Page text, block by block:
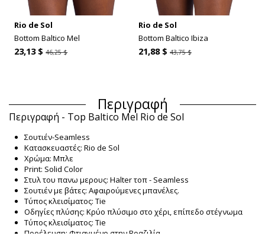
Rio de Sol
Bottom Baltico Mel
23,13 $46,25 $
Rio de Sol
Bottom Baltico Ibiza
21,88 $ 43,75 $
Περιγραφή
Περιγραφή - Top Baltico Mel Rio de Sol
Σουτιέν-Seamless
Κατασκευαστές: Rio de Sol
Χρώμα: Μπλε
Print: Solid Color
Στυλ του πανω μερους: Halter τοπ - Seamless
Σουτιέν με βάτες: Αφαιρούμενες μπανέλες.
Τύπος κλεισίματος: Tie
Οδηγίες πλύσης: Κρύο πλύσιμο στο χέρι, επίπεδο στέγνωμα
Τύπος κλεισίματος: Tie
Προέλευση: Φτιαγμένο στην Βραζιλία.